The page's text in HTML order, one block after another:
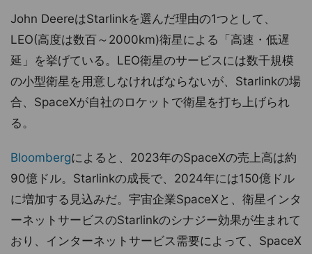
John DeereはStarlinkを選んだ理由の1つとして、
LEO(高度は数百～2000km)衛星による「高速・低遅
延」を挙げている。LEO衛星のサービスには数千規模
の小型衛星を用意しなければならないが、Starlinkの場
合、SpaceXが自社のロケットで衛星を打ち上げられ
る。
Bloombergによると、2023年のSpaceXの売上高は約
90億ドル。Starlinkの成長で、2024年には150億ドル
に増加する見込みだ。宇宙企業SpaceXと、衛星インタ
ーネットサービスのStarlinkのシナジー効果が生まれて
おり、インターネットサービス需要によって、SpaceX